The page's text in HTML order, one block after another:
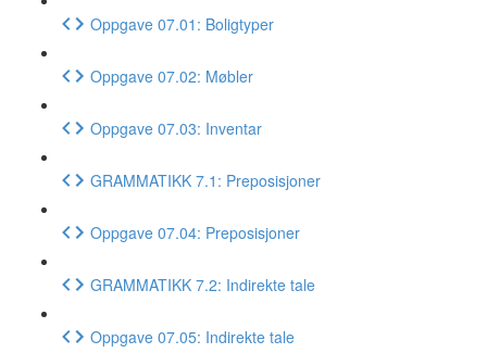
Oppgave 07.01: Boligtyper
Oppgave 07.02: Møbler
Oppgave 07.03: Inventar
GRAMMATIKK 7.1: Preposisjoner
Oppgave 07.04: Preposisjoner
GRAMMATIKK 7.2: Indirekte tale
Oppgave 07.05: Indirekte tale